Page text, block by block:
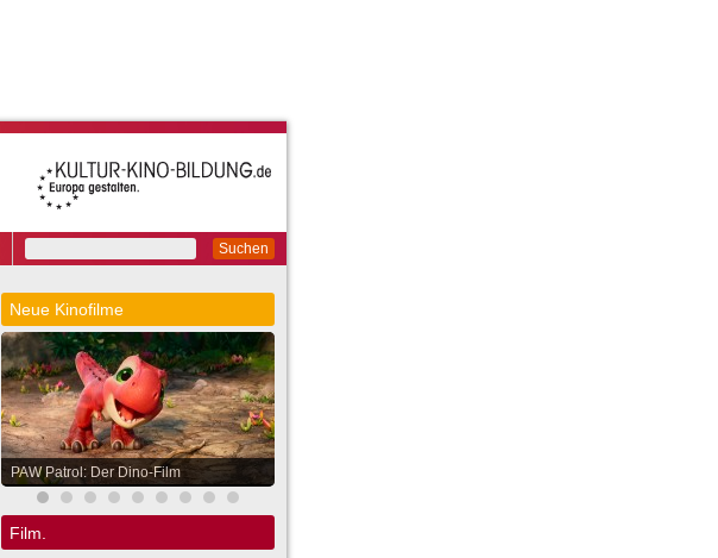
Suchen
Neue Kinofilme
PAW Patrol: Der Dino-Film
Film.